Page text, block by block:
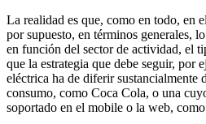
La realidad es que, como en todo, en
por supuesto, en términos generales,
en función del sector de actividad, el
que la estrategia que debe seguir, por
eléctrica ha de diferir sustancialmente
consumo, como Coca Cola, o una
soportado en el mobile o la web,